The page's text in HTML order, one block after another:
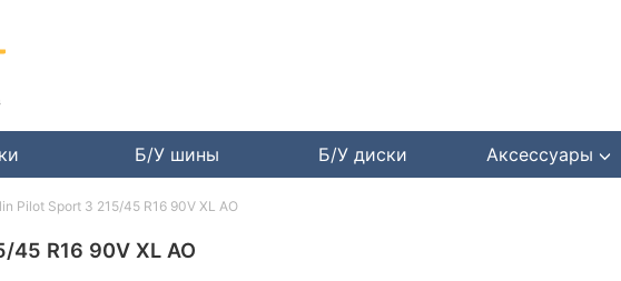
Б/У шины Б/У диски Аксессуары
45 R16 90V XL AO
Pilot Sport 3 215/45 R16 90V XL AO